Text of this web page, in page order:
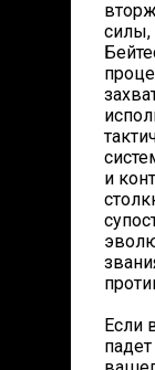
силы,
и
Если